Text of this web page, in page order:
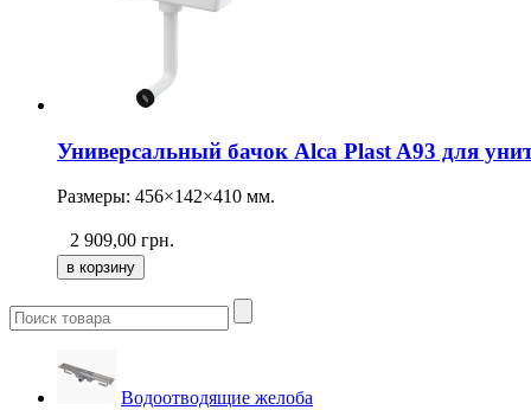
Универсальный бачок Alca Plast A93 для
Размеры: 456×142×410 мм.
2 909,00 грн.
Водоотводящие желоба